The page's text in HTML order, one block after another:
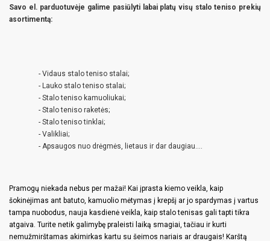
Savo el. parduotuvėje galime pasiūlyti labai platų visų stalo teniso prekių
asortimentą:
- Vidaus stalo teniso stalai;
- Lauko stalo teniso stalai;
- Stalo teniso kamuoliukai;
- Stalo teniso raketės;
- Stalo teniso tinklai;
- Valikliai;
- Apsaugos nuo drėgmės, lietaus ir dar daugiau....
Pramogų niekada nebus per mažai! Kai įprasta kiemo veikla, kaip
šokinėjimas ant batuto, kamuolio mėtymas į krepšį ar jo spardymas į vartus
tampa nuobodus, nauja kasdienė veikla, kaip stalo tenisas gali tapti tikra
atgaiva. Turite netik galimybę praleisti laiką smagiai, tačiau ir kurti
nemužmirštamas akimirkas kartu su šeimos nariais ar draugais! Karštą